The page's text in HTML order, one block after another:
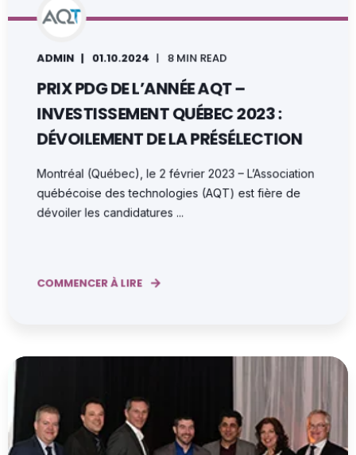
ADMIN 01.10.2024 8 MIN READ
PRIX PDG DE L’ANNÉE AQT –
INVESTISSEMENT QUÉBEC 2023 :
DÉVOILEMENT DE LA PRÉSÉLECTION
Montréal (Québec), le 2 février 2023 – L’Association
québécoise des technologies (AQT) est fière de
dévoiler les candidatures ...
COMMENCER À LIRE